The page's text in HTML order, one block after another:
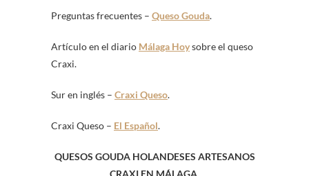
Preguntas frecuentes – Queso Gouda.
Artículo en el diario Málaga Hoysobre el queso
Craxi.
Sur en inglés – Craxi Queso.
Craxi Queso – El Español.
QUESOS GOUDA HOLANDESES ARTESANOS
CRAXI EN MÁLAGA.